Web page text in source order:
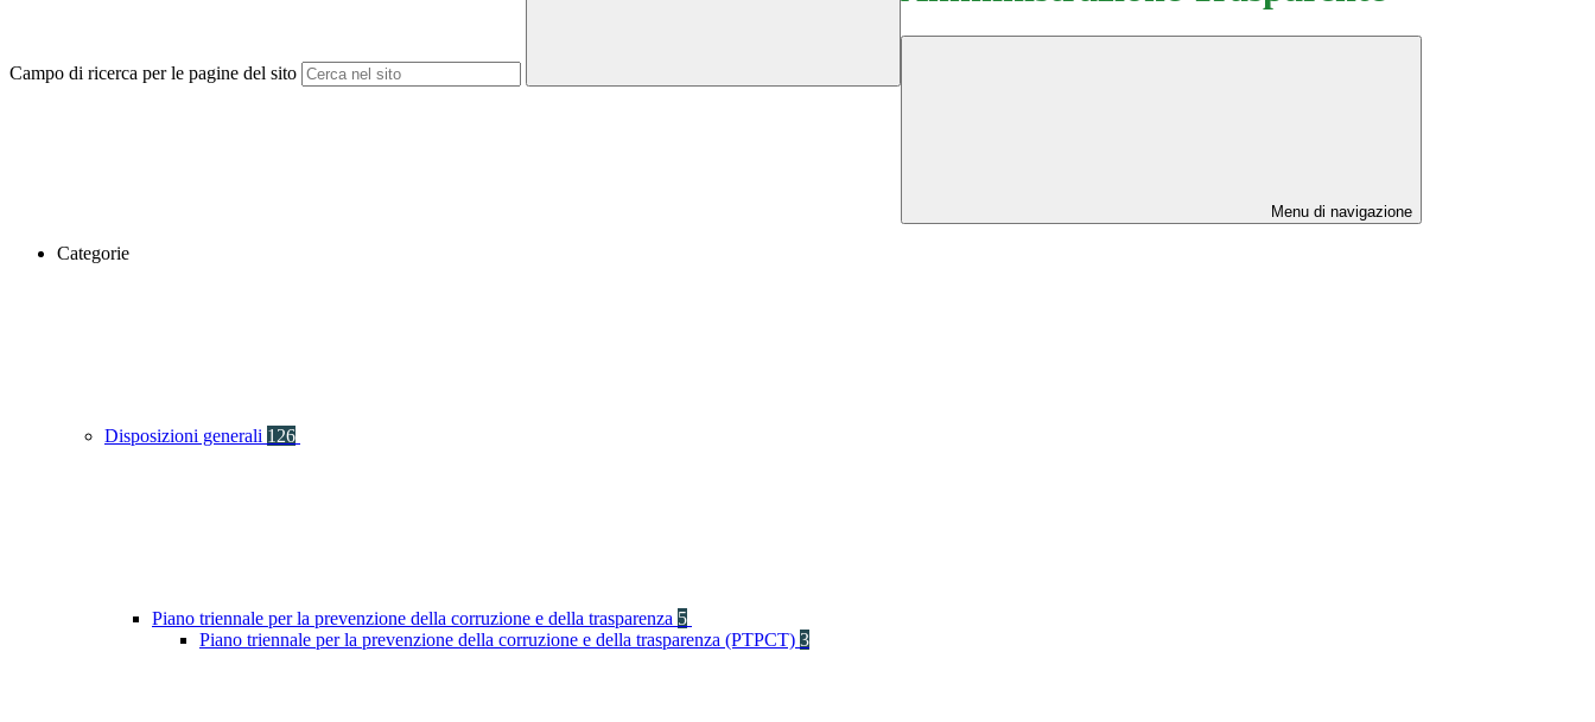
Campo di ricerca per le pagine del sito
Menu di navigazione
Categorie
Disposizioni generali 126
Piano triennale per la prevenzione della corruzione e della trasparenza 5
Piano triennale per la prevenzione della corruzione e della trasparenza (PTPCT) 3